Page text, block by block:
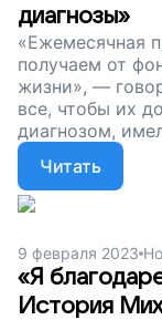
диагнозы»
«Ежемесячная
получаем от
жизни», —
все, чтобы их
диагнозом,
семье очень
проводить с
Друзья,
Даше, ее
переживают
всегда иметь
Читать
9 февраля 2023
«Я
История